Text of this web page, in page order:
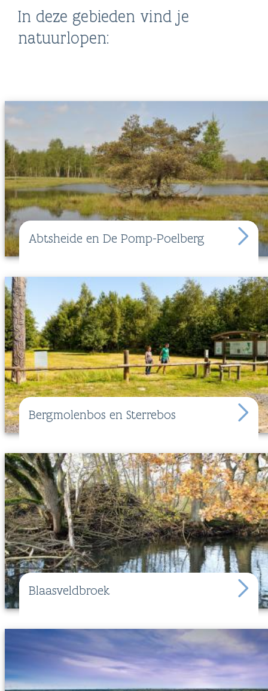
In deze gebieden vind je
natuurlopen:
Abtsheide en De Pomp-Poelberg
Bergmolenbos en Sterrebos
Blaasveldbroek